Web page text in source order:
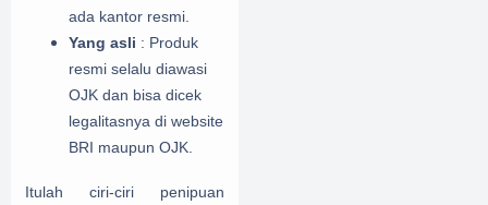
ada kantor resmi.
Yang asli : Produk
resmi selalu diawasi
OJK dan bisa dicek
legalitasnya di website
BRI maupun OJK.
Itulah ciri-ciri penipuan